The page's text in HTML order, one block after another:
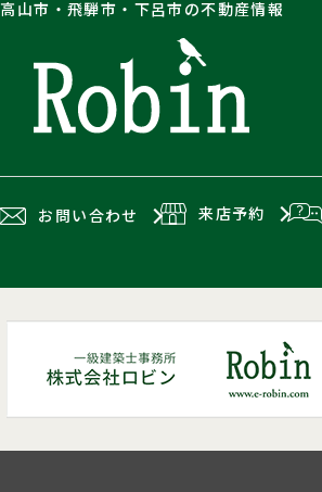
高山市・飛騨市・下呂市の不動産情報
お問い合わせ 来店予約